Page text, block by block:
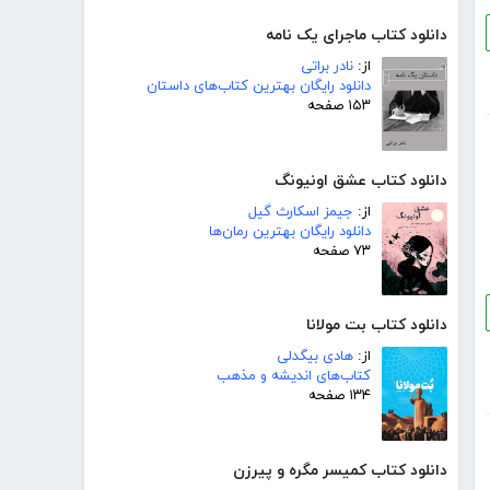
دانلود کتاب ماجرای یک نامه
از: نادر براتی
دانلود رایگان بهترین کتاب‌های داستان
۱۵۳ صفحه
دانلود کتاب عشق اونیونگ
از: جیمز اسکارث گیل
دانلود رایگان بهترین رمان‌ها
۷۳ صفحه
دانلود کتاب بت مولانا
از: هادی بیگدلی
کتاب‌های اندیشه و مذهب
۱۳۴ صفحه
دانلود کتاب کمیسر مگره و پیرزن